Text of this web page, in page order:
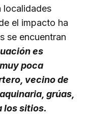
localidades
el impacto ha
se encuentran
es
poca
vecino de
grúas,
los sitios.